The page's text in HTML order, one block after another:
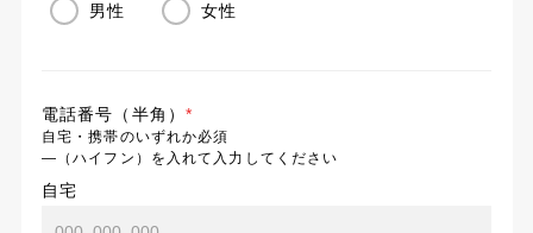
男性 女性
電話番号（半角） *
自宅・携帯のいずれか必須
―（ハイフン）を入れて入力してください
自宅